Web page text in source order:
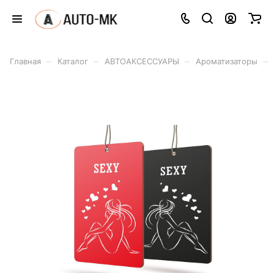
Главная Каталог АВТОАКСЕССУАРЫ Ароматизаторы